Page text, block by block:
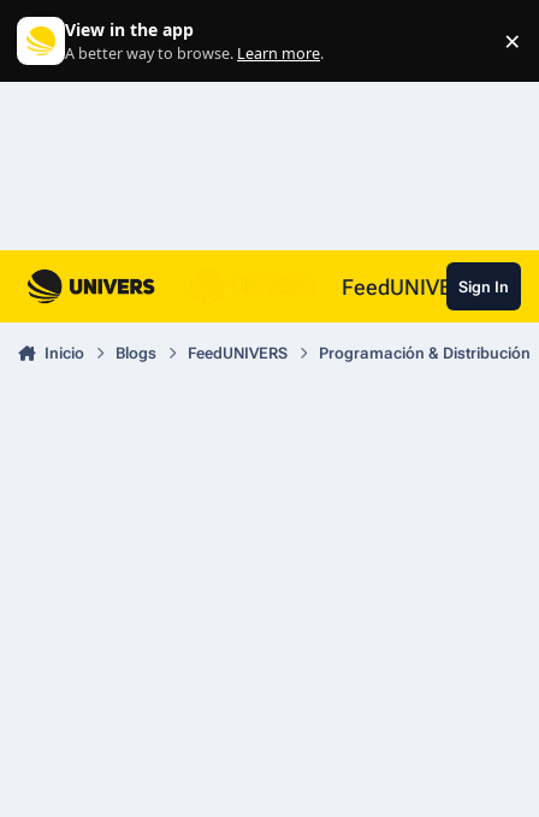
View in the app
A better way to browse. Learn more. ×
FeedUNIVERSSign In
Inicio Blogs FeedUNIVERS Programación & Distribución